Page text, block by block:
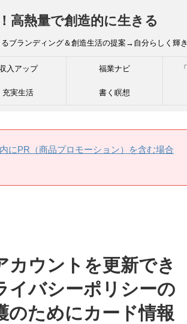
高熱量で創造的に生きる
ブランディング＆創造生活の提案→自分らしく輝
収入アップ 福業ナビ
充実生活 書く瞑想
にPR（商品プロモーション）を含む場合
カウントを更新でき
イバシーポリシーの
のためにカード情報